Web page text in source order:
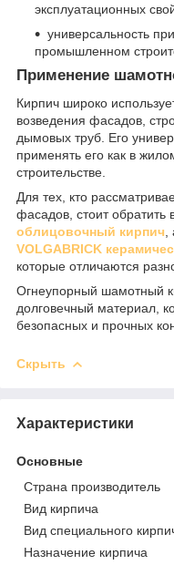
эксплуатационных
универсальность
промышленном
Применение
Кирпич широко
возведения фасадов,
дымовых труб. Его
применять его как в
строительстве.
Для тех, кто
фасадов, стоит обратить
облицовочный кирпич
VOLGABRICK
которые отличаются
Огнеупорный шамотный
долговечный материал,
безопасных и прочных
Скрыть
Характеристики
Основные
Страна производитель
Вид кирпича
Вид специального
Назначение кирпича